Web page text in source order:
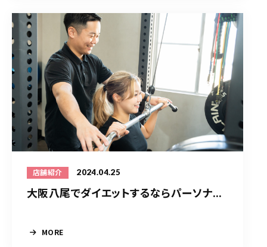
店舗紹介 2024.04.25
大阪八尾でダイエットするならパーソナ...
MORE